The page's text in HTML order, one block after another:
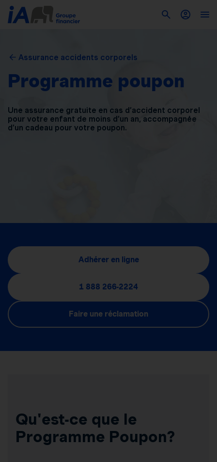
Assurance accidents corporels
Programme poupon
Une assurance gratuite en cas d’accident corporel
pour votre enfant de moins d’un an, accompagnée
d’un cadeau pour votre poupon.
Adhérer en ligne
1 888 266-2224
Faire une réclamation
Qu'est-ce que le
Programme Poupon?